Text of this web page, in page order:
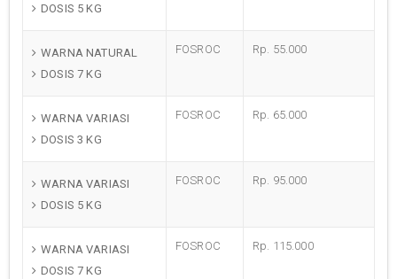
DOSIS 5 KG
WARNA NATURAL
DOSIS 7 KG
FOSROC Rp. 55.000
WARNA VARIASI
DOSIS 3 KG
FOSROC Rp. 65.000
WARNA VARIASI
DOSIS 5 KG
FOSROC Rp. 95.000
WARNA VARIASI
DOSIS 7 KG
FOSROC Rp. 115.000